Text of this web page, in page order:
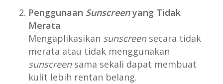
Penggunaan Sunscreenyang Tidak
Merata
Mengaplikasikan sunscreensecara tidak
merata atau tidak menggunakan
sunscreensama sekali dapat membuat
kulit lebih rentan belang.